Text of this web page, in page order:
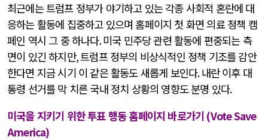
최근에는 트럼프 정부가 야기하고 있는 각종 사회적 혼란에 대
응하는 활동에 집중하고 있으며 홈페이지 첫 화면 의료 정책 캠
페인 역시 그 중 하나다.미국 민주당 관련 활동에 편중되는 측
면이 있긴 하지만,트럼프 정부의 비상식적인 정책 기조를 감안
한다면 지금 시기 이 같은 활동도 새롭게 보인다.내란 이후 대
통령 선거를 막 치른 국내 정치 상황의 영향도 분명 있다.
미국을 지키기 위한 투표 행동 홈페이지 바로가기 (Vote Save
America)